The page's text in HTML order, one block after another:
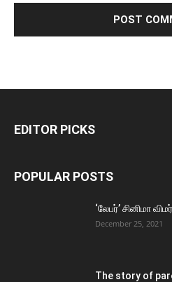
EDITOR PICKS
POPULAR POSTS
‘லேபர்’ சினிமா
December 25, 2021
The story of